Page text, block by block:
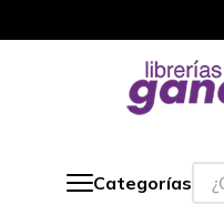
Categorías